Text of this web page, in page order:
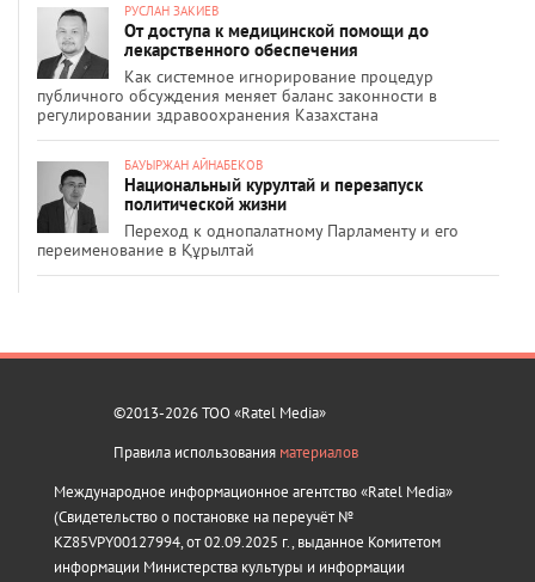
РУСЛАН ЗАКИЕВ
От доступа к медицинской помощи до
лекарственного обеспечения
Как системное игнорирование процедур
публичного обсуждения меняет баланс законности в
регулировании здравоохранения Казахстана
БАУЫРЖАН АЙНАБЕКОВ
Национальный курултай и перезапуск
политической жизни
Переход к однопалатному Парламенту и его
переименование в Құрылтай
©2013-2026 ТОО «Ratel Media»
Правила использования материалов
Международное информационное агентство «Ratel Media»
(Свидетельство о постановке на переучёт №
KZ85VPY00127994, от 02.09.2025 г., выданное Комитетом
информации Министерства культуры и информации